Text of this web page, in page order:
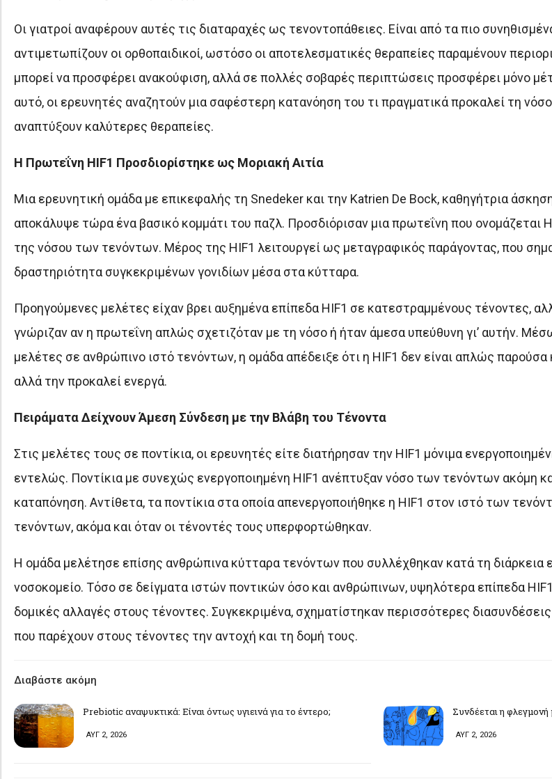
Οι γιατροί αναφέρουν αυτές τις διαταραχές ως τενοντοπάθειες. Είναι από τα πιο
αντιμετωπίζουν οι ορθοπαιδικοί, ωστόσο οι αποτελεσματικές θεραπείες παραμένουν
μπορεί να προσφέρει ανακούφιση, αλλά σε πολλές σοβαρές περιπτώσεις προσφέρει μόνο
αυτό, οι ερευνητές αναζητούν μια σαφέστερη κατανόηση του τι πραγματικά προκαλεί τη
αναπτύξουν καλύτερες θεραπείες.
Η Πρωτεΐνη HIF1 Προσδιορίστηκε ως Μοριακή Αιτία
Μια ερευνητική ομάδα με επικεφαλής τη Snedeker και την Katrien De Bock, καθηγήτρια
αποκάλυψε τώρα ένα βασικό κομμάτι του παζλ. Προσδιόρισαν μια πρωτεΐνη που ονομάζεται
της νόσου των τενόντων. Μέρος της HIF1 λειτουργεί ως μεταγραφικός παράγοντας, που
δραστηριότητα συγκεκριμένων γονιδίων μέσα στα κύτταρα.
Προηγούμενες μελέτες είχαν βρει αυξημένα επίπεδα HIF1 σε κατεστραμμένους τένοντες,
γνώριζαν αν η πρωτεΐνη απλώς σχετιζόταν με τη νόσο ή ήταν άμεσα υπεύθυνη γι’ αυτήν.
μελέτες σε ανθρώπινο ιστό τενόντων, η ομάδα απέδειξε ότι η HIF1 δεν είναι απλώς παρούσα
αλλά την προκαλεί ενεργά.
Πειράματα Δείχνουν Άμεση Σύνδεση με την Βλάβη του Τένοντα
Στις μελέτες τους σε ποντίκια, οι ερευνητές είτε διατήρησαν την HIF1 μόνιμα
εντελώς. Ποντίκια με συνεχώς ενεργοποιημένη HIF1 ανέπτυξαν νόσο των τενόντων ακόμη
καταπόνηση. Αντίθετα, τα ποντίκια στα οποία απενεργοποιήθηκε η HIF1 στον ιστό των
τενόντων, ακόμα και όταν οι τένοντές τους υπερφορτώθηκαν.
Η ομάδα μελέτησε επίσης ανθρώπινα κύτταρα τενόντων που συλλέχθηκαν κατά τη
νοσοκομείο. Τόσο σε δείγματα ιστών ποντικών όσο και ανθρώπινων, υψηλότερα επίπεδα
δομικές αλλαγές στους τένοντες. Συγκεκριμένα, σχηματίστηκαν περισσότερες
που παρέχουν στους τένοντες την αντοχή και τη δομή τους.
Διαβάστε ακόμη
Prebiotic αναψυκτικά: Είναι όντως υγιεινά για το έντερο;
ΑΥΓ 2, 2026
Συνδέεται η φλεγμονή
ΑΥΓ 2, 2026